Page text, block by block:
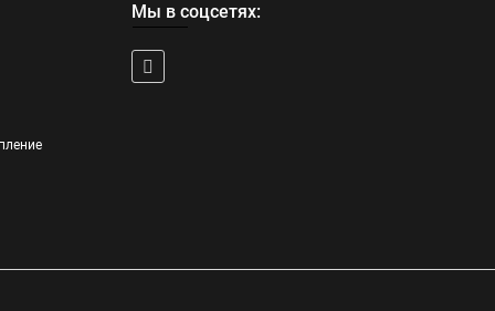
Мы в соцсетях: